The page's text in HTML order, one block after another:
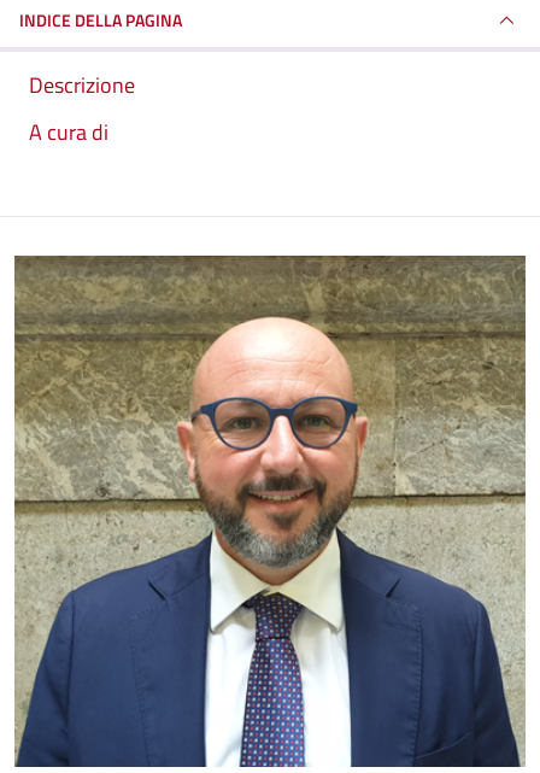
INDICE DELLA PAGINA
Descrizione
A cura di